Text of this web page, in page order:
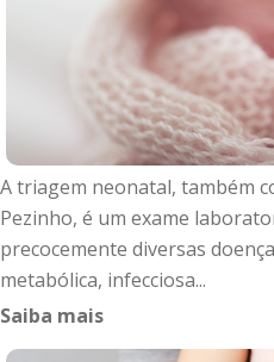
A triagem neonatal, também
Pezinho, é um exame
precocemente diversas
metabólica, infecciosa...
Saiba mais